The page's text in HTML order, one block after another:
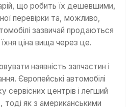
що робить їх дешевшими,
перевірки та, можливо,
зазвичай продаються
ціна вища через це.
наявність запчастин і
Європейські автомобілі
центрів і легший
як з американськими